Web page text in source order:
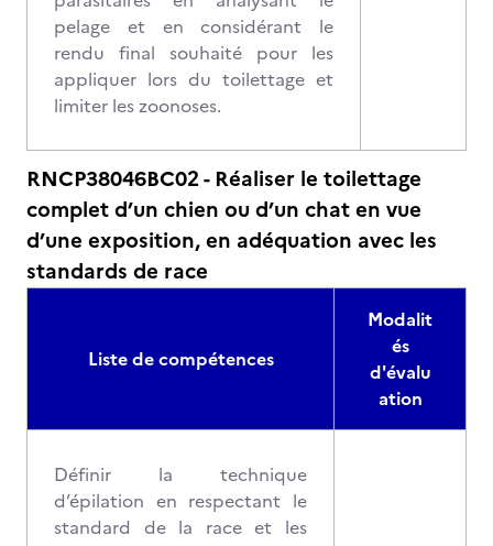
pelage et en considérant le
rendu final souhaité pour les
appliquer lors du toilettage et
limiter les zoonoses.
RNCP38046BC02 - Réaliser le toilettage
complet d’un chien ou d’un chat en vue
d’une exposition, en adéquation avec les
standards de race
Liste de compétences
Modalit
és
d'évalu
ation
Définir la technique
d’épilation en respectant le
standard de la race et les